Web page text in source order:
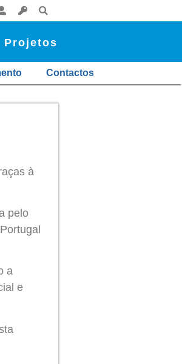
Projetos
Contactos
à
pelo
a
e